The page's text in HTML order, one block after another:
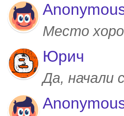
Место
Юрич
Да, начали